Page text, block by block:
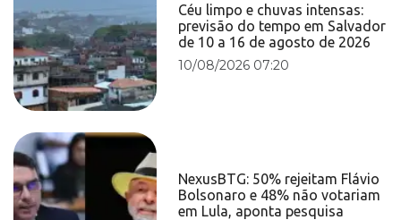
Céu limpo e chuvas intensas:
previsão do tempo em Salvador
de 10 a 16 de agosto de 2026
10/08/2026 07:20
NexusBTG: 50% rejeitam Flávio
Bolsonaro e 48% não votariam
em Lula, aponta pesquisa